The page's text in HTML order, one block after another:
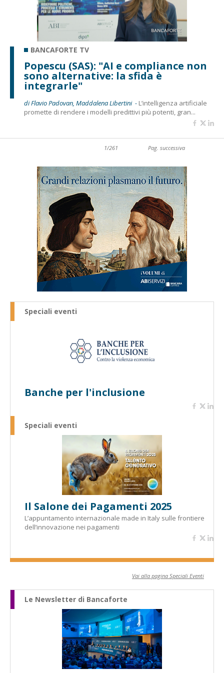
BANCAFORTE TV
Popescu (SAS): "AI e compliance non
sono alternative: la sfida è
integrarle"
di Flavio Padovan, Maddalena Libertini - L’intelligenza artificiale
promette di rendere i modelli predittivi più potenti, gran...
1/261 Pag. successiva
Speciali eventi
Banche per l'inclusione
Speciali eventi
Il Salone dei Pagamenti 2025
L’appuntamento internazionale made in Italy sulle frontiere
dell’innovazione nei pagamenti
Vai alla pagina Speciali Eventi
Le Newsletter di Bancaforte